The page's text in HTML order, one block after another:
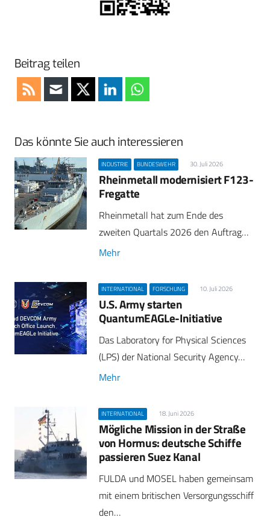
Beitrag teilen
Das könnte Sie auch interessieren
INDUSTRIE BUNDESWEHR 30. Juli 2026
Rheinmetall modernisiert F123-
Fregatte
Rheinmetall hat zum Ende des
zweiten Quartals 2026 den Auftrag…
Mehr
INTERNATIONAL FORSCHUNG 10. Juli 2026
U.S. Army starten
QuantumEAGLe-Initiative
Das Laboratory for Physical Sciences
(LPS) der National Security Agency…
Mehr
INTERNATIONAL 18. Juni 2026
Mögliche Mission in der Straße
von Hormus: deutsche Schiffe
passieren Suez Kanal
FULDA und MOSEL haben gemeinsam
mit einem britischen Versorgungsschiff
den…